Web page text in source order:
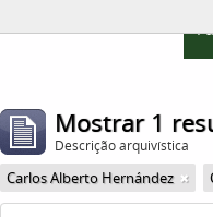
Mostrar 1
Descrição arquivística
Carlos Alberto Hernández